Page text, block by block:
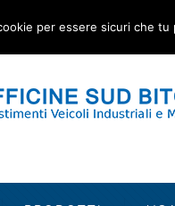
per essere sicuri che